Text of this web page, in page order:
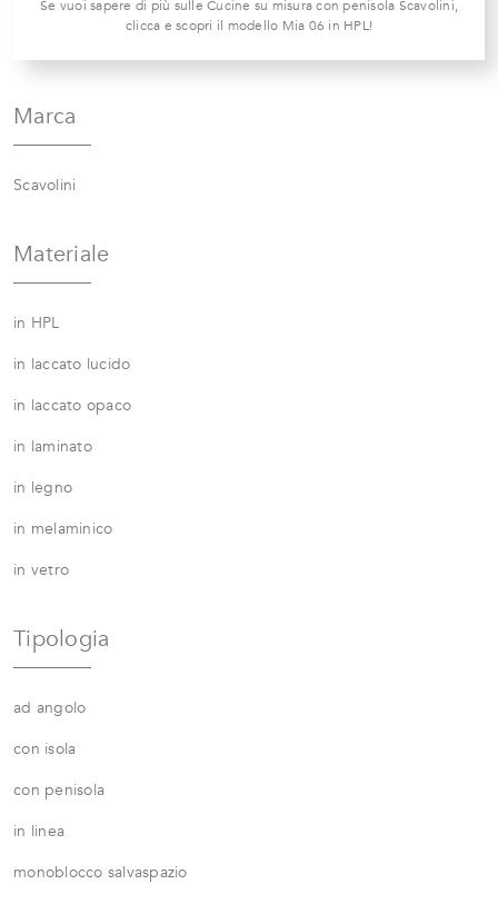
Se vuoi sapere di più sulle Cucine su misura con penisola Scavolini,
clicca e scopri il modello Mia 06 in HPL!
Marca
Scavolini
Materiale
in HPL
in laccato lucido
in laccato opaco
in laminato
in legno
in melaminico
in vetro
Tipologia
ad angolo
con isola
con penisola
in linea
monoblocco salvaspazio